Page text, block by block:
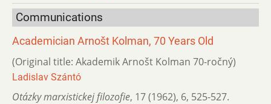
Communications
Academician Arnošt Kolman, 70 Years Old
(Original title: Akademik Arnošt Kolman 70-ročný)
Ladislav Szántó
Otázky marxistickej filozofie, 17 (1962), 6, 525-527.